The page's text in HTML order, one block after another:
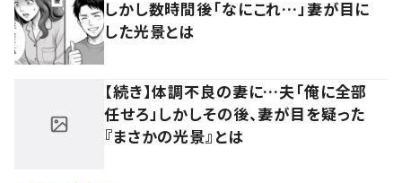
しかし数時間後「なにこれ…」妻が目に
した光景とは
【続き】体調不良の妻に…夫「俺に全部
任せろ」しかしその後、妻が目を疑った
『まさかの光景』とは